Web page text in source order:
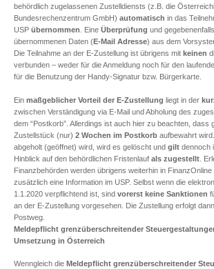
behördlich zugelassenen Zustelldiensts (z.B. die
Bundesrechenzentrum GmbH) automatisch in das
USP übernommen . Eine Überprüfung und
übernommenen Daten (E-Mail Adresse) aus dem
Die Teilnahme an der E-Zustellung ist übrigens mit keinen
verbunden – weder für die Anmeldung noch für den
für die Benutzung der Handy-Signatur bzw. Bürgerkarte.
Ein maßgeblicher Vorteil der E-Zustellung liegt in der
zwischen Verständigung via E-Mail und Abholung des
dem “Postkorb”. Allerdings ist auch hier zu beachten, dass
Zustellstück (nur) 2 Wochen im Postkorb aufbewahrt
abgeholt (geöffnet) wird, wird es gelöscht und gilt dennoch
Hinblick auf den behördlichen Fristenlauf als zugestellt .
Finanzbehörden werden übrigens weiterhin in
zusätzlich eine Information im USP. Selbst wenn die
1.1.2020 verpflichtend ist, sind vorerst keine Sanktionen
an der E-Zustellung vorgesehen. Die Zustellung erfolgt
Postweg.
Meldepflicht grenzüberschreitender
Umsetzung in Österreich
Wenngleich die Meldepflicht grenzüberschreitender